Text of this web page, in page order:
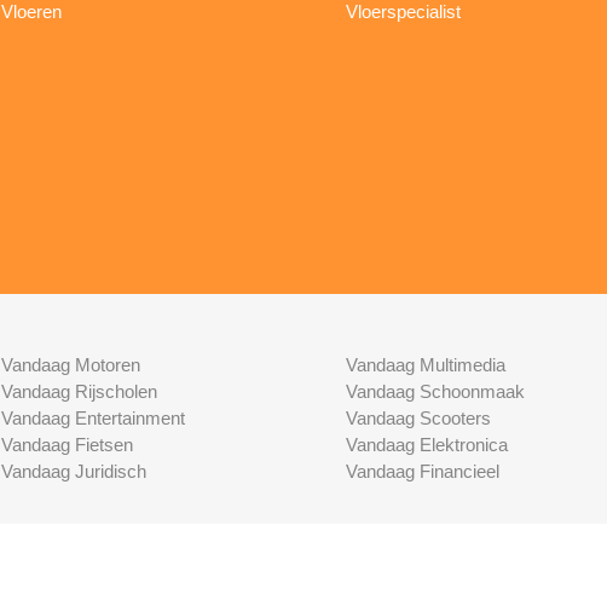
Vloeren
Vloerspecialist
Vandaag Motoren
Vandaag Rijscholen
Vandaag Entertainment
Vandaag Fietsen
Vandaag Juridisch
Vandaag Multimedia
Vandaag Schoonmaak
Vandaag Scooters
Vandaag Elektronica
Vandaag Financieel